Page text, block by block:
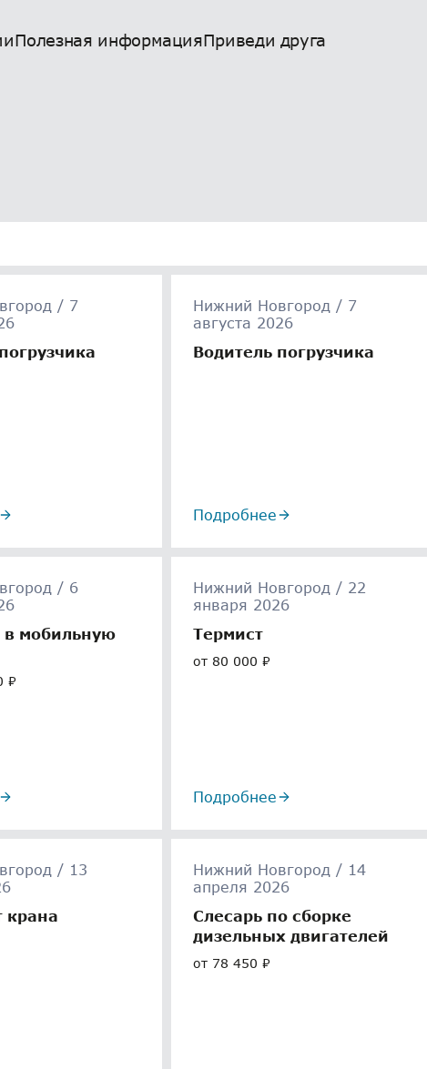
Полезная информацияПриведи друга
/ 7
Нижний Новгород / 7
августа 2026
Водитель погрузчика
Подробнее
/ 6
мобильную
₽
Нижний Новгород / 22
января 2026
Термист
от 80 000 ₽
Подробнее
/ 13
крана
Нижний Новгород / 14
апреля 2026
Слесарь по сборке
дизельных двигателей
от 78 450 ₽